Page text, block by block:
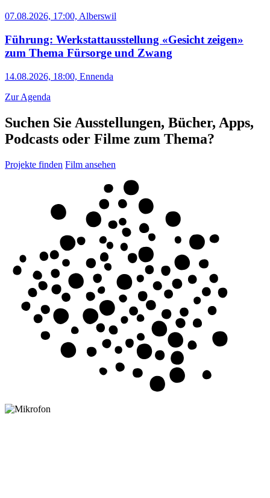
07.08.2026, 17:00, Alberswil
Führung: Werkstattausstellung «Gesicht zeigen»
zum Thema Fürsorge und Zwang
14.08.2026, 18:00, Ennenda
Zur Agenda
Suchen Sie Ausstellungen, Bücher, Apps,
Podcasts oder Filme zum Thema?
Projekte finden Film ansehen